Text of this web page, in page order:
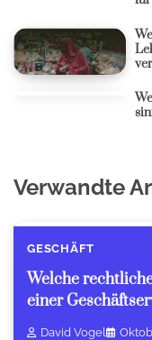
Verwandte
GESCHÄFT
Welche
einer
David Vogel